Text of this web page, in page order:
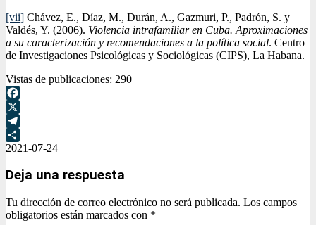
[vii] Chávez, E., Díaz, M., Durán, A., Gazmuri, P., Padrón, S. y
Valdés, Y. (2006). Violencia intrafamiliar en Cuba. Aproximaciones
a su caracterización y recomendaciones a la política social. Centro
de Investigaciones Psicológicas y Sociológicas (CIPS), La Habana.
Vistas de publicaciones: 290
Facebook
X
Telegram
Compartir
2021-07-24
Deja una respuesta
Tu dirección de correo electrónico no será publicada. Los campos
obligatorios están marcados con *